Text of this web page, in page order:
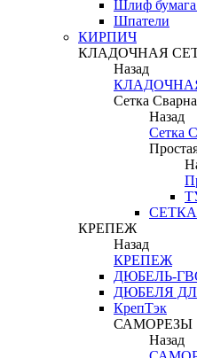
Шлиф бумага
Шпатели
КИРПИЧ
КЛАДОЧНАЯ
Назад
Сетка
Назад
Сетка
КРЕПЕЖ
Назад
КРЕПЕЖ
ДЮБЕЛЬ-
ДЮБЕЛЯ
КрепТэк
САМОРЕЗЫ
Назад